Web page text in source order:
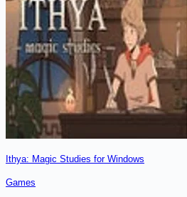
Ithya: Magic Studies for Windows
Games